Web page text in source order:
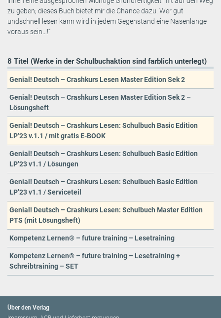
zu geben; dieses Buch bietet mir die Chance dazu. Wer gut
undschnell lesen kann wird in jedem Gegenstand eine Nasenlänge
voraus sein…!“
8 Titel (Werke in der Schulbuchaktion sind farblich unterlegt)
Genial! Deutsch – Crashkurs Lesen Master Edition Sek 2
Genial! Deutsch – Crashkurs Lesen Master Edition Sek 2 –
Lösungsheft
Genial! Deutsch – Crashkurs Lesen: Schulbuch Basic Edition
LP’23 v.1.1 / mit gratis E-BOOK
Genial! Deutsch – Crashkurs Lesen: Schulbuch Basic Edition
LP’23 v1.1 / Lösungen
Genial! Deutsch – Crashkurs Lesen: Schulbuch Basic Edition
LP’23 v1.1 / Serviceteil
Genial! Deutsch – Crashkurs Lesen: Schulbuch Master Edition
PTS (mit Lösungsheft)
Kompetenz Lernen® – future training – Lesetraining
Kompetenz Lernen® – future training – Lesetraining +
Schreibtraining – SET
Über den Verlag